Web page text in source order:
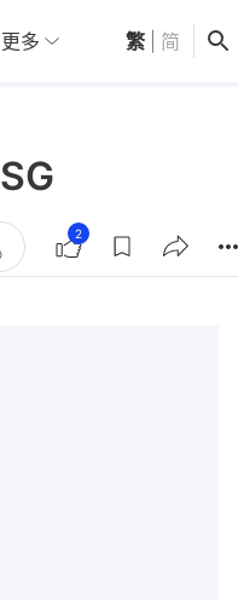
01深圳 觀點 健康
更多 繁 简
2